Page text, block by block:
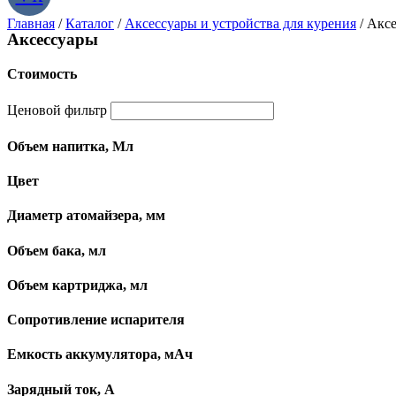
Главная /Каталог / Аксессуары и устройства для курения /
Аксессуары
Стоимость
Ценовой фильтр
Объем напитка, Мл
Цвет
Диаметр атомайзера, мм
Объем бака, мл
Объем картриджа, мл
Сопротивление испарителя
Емкость аккумулятора, мАч
Зарядный ток, А